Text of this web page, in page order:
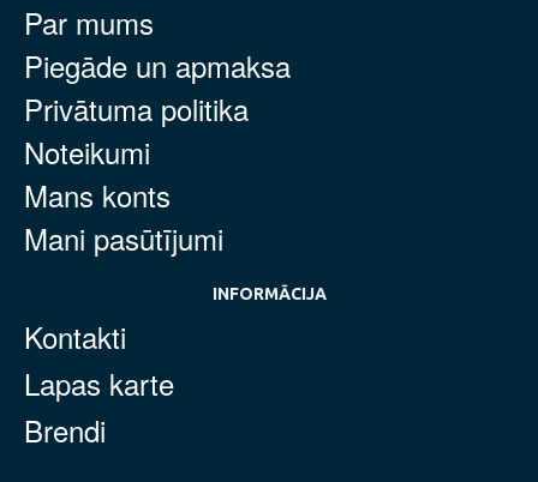
Par mums
Piegāde un apmaksa
Privātuma politika
Noteikumi
Mans konts
Mani pasūtījumi
INFORMĀCIJA
Kontakti
Lapas karte
Brendi